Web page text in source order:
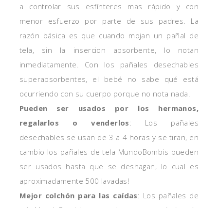
a controlar sus esfínteres mas rápido y con
menor esfuerzo por parte de sus padres. La
razón básica es que cuando mojan un pañal de
tela, sin la insercion absorbente, lo notan
inmediatamente. Con los pañales desechables
superabsorbentes, el bebé no sabe qué está
ocurriendo con su cuerpo porque no nota nada.
Pueden ser usados por los hermanos,
regalarlos o venderlos: Los pañales
desechables se usan de 3 a 4 horas y se tiran, en
cambio los pañales de tela MundoBombis pueden
ser usados hasta que se deshagan, lo cual es
aproximadamente 500 lavadas!
Mejor colchón para las caídas: Los pañales de